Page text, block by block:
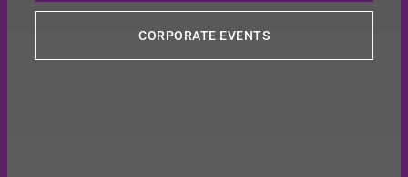
CORPORATE EVENTS